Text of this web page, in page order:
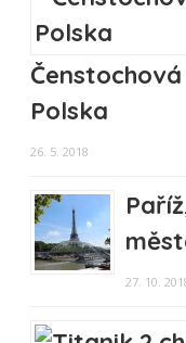
Polska
26. 5. 2018
27. 10.